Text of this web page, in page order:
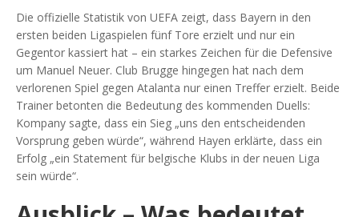
Die offizielle Statistik von UEFA zeigt, dass Bayern in den
ersten beiden Ligaspielen fünf Tore erzielt und nur ein
Gegentor kassiert hat – ein starkes Zeichen für die Defensive
um Manuel Neuer. Club Brugge hingegen hat nach dem
verlorenen Spiel gegen Atalanta nur einen Treffer erzielt. Beide
Trainer betonten die Bedeutung des kommenden Duells:
Kompany sagte, dass ein Sieg „uns den entscheidenden
Vorsprung geben würde“, während Hayen erklärte, dass ein
Erfolg „ein Statement für belgische Klubs in der neuen Liga
sein würde“.